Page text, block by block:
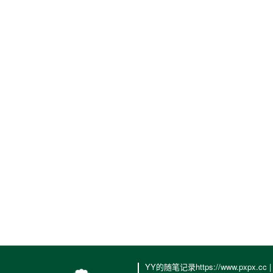
YY的随笔记录https://www.pxpx.cc |